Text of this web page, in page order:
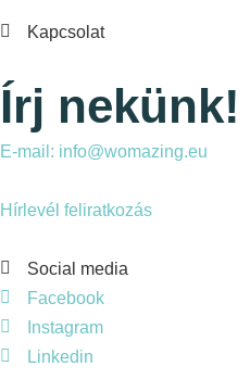
Kapcsolat
Írj nekünk!
E-mail: info@womazing.eu
Hírlevél feliratkozás
Social media
Facebook
Instagram
Linkedin